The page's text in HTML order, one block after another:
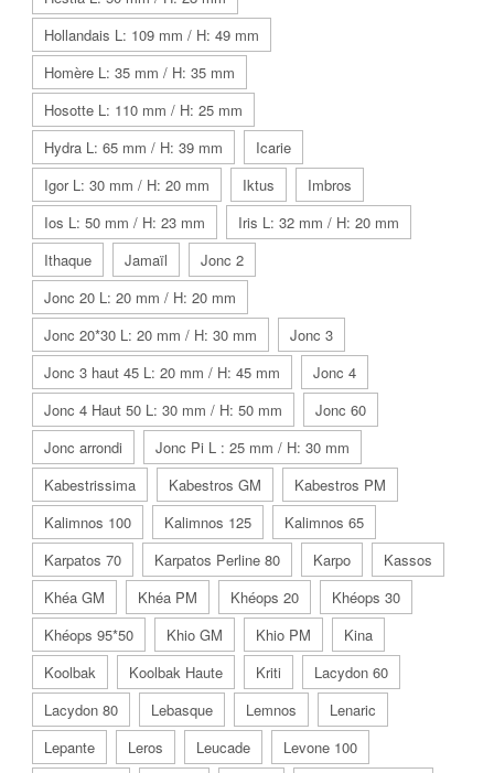
Hollandais L: 109 mm / H: 49 mm
Homère L: 35 mm / H: 35 mm
Hosotte L: 110 mm / H: 25 mm
Hydra L: 65 mm / H: 39 mm
Icarie
Igor L: 30 mm / H: 20 mm
Iktus
Imbros
Ios L: 50 mm / H: 23 mm
Iris L: 32 mm / H: 20 mm
Ithaque
Jamaïl
Jonc 2
Jonc 20 L: 20 mm / H: 20 mm
Jonc 20*30 L: 20 mm / H: 30 mm
Jonc 3
Jonc 3 haut 45 L: 20 mm / H: 45 mm
Jonc 4
Jonc 4 Haut 50 L: 30 mm / H: 50 mm
Jonc 60
Jonc arrondi
Jonc Pi L : 25 mm / H: 30 mm
Kabestrissima
Kabestros GM
Kabestros PM
Kalimnos 100
Kalimnos 125
Kalimnos 65
Karpatos 70
Karpatos Perline 80 Karpo
Kassos
Khéa GM
Khéa PM Khéops 20
Khéops 30
Khéops 95*50
Khio GM Khio PM
Kina
Koolbak
Koolbak Haute Kriti
Lacydon 60
Lacydon 80
Lebasque Lemnos
Lenaric
Lepante
Leros Leucade
Levone 100